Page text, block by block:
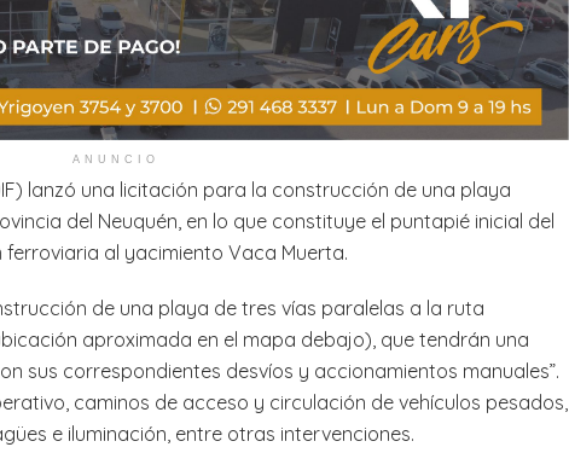
ANUNCIO
lanzó una licitación para la construcción de una playa
del Neuquén, en lo que constituye el puntapié inicial del
al yacimiento Vaca Muerta.
de una playa de tres vías paralelas a la ruta
aproximada en el mapa debajo), que tendrán una
sus correspondientes desvíos y accionamientos manuales”.
caminos de acceso y circulación de vehículos pesados,
e iluminación, entre otras intervenciones.